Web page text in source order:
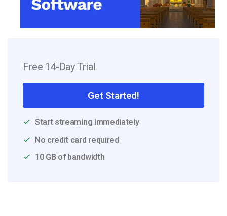
Free 14-Day Trial
Get Started!
Start streaming immediately
No credit card required
10 GB of bandwidth